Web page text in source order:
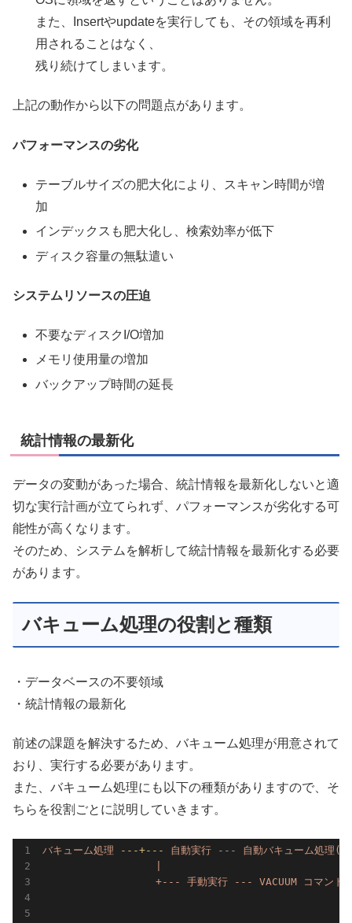
また、Insertやupdateを実行しても、その領域を再利
用されることはなく、
残り続けてしまいます。
上記の動作から以下の問題点があります。
パフォーマンスの劣化
テーブルサイズの肥大化により、スキャン時間が増
加
インデックスも肥大化し、検索効率が低下
ディスク容量の無駄遣い
システムリソースの圧迫
不要なディスクI/O増加
メモリ使用量の増加
バックアップ時間の延長
統計情報の最新化
データの変動があった場合、統計情報を最新化しないと適
切な実行計画が立てられず、パフォーマンスが劣化する可
能性が高くなります。
そのため、システムを解析して統計情報を最新化する必要
があります。
バキューム処理の役割と種類
・データベースの不要領域
・統計情報の最新化
前述の課題を解決するため、バキューム処理が用意されて
おり、実行する必要があります。
また、バキューム処理にも以下の種類がありますので、そ
ちらを役割ごとに説明していきます。
バキューム処理 ---+--- 自動実行 ---
自動バキューム処理
+--- 手動実行 --- VACUUM コマンド